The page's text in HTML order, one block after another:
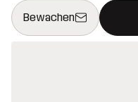
Bewachen
Dieser Button öffnet ein
{{size}} nicht verfügbar